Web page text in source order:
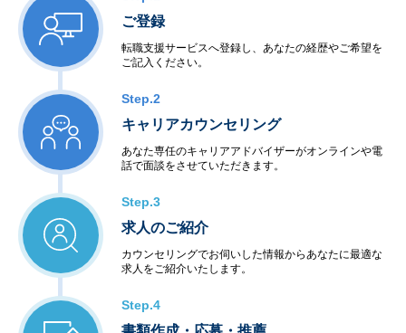
ご登録
転職支援サービスへ登録し、あなたの経歴やご希望を
ご記入ください。
Step.2
キャリアカウンセリング
あなた専任のキャリアアドバイザーがオンラインや電
話で面談をさせていただきます。
Step.3
求人のご紹介
カウンセリングでお伺いした情報からあなたに最適な
求人をご紹介いたします。
Step.4